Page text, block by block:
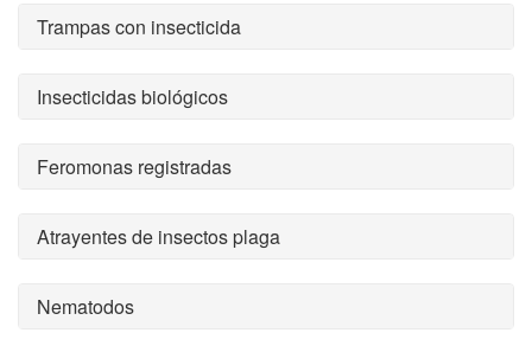
Trampas con insecticida
Insecticidas biológicos
Feromonas registradas
Atrayentes de insectos plaga
Nematodos